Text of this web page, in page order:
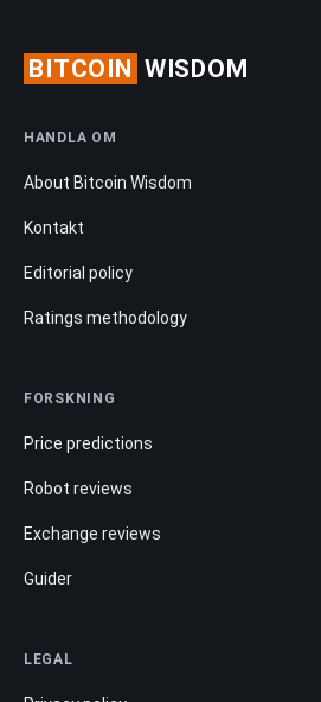
BITCOIN WISDOM
HANDLA OM
About Bitcoin Wisdom
Kontakt
Editorial policy
Ratings methodology
FORSKNING
Price predictions
Robot reviews
Exchange reviews
Guider
LEGAL